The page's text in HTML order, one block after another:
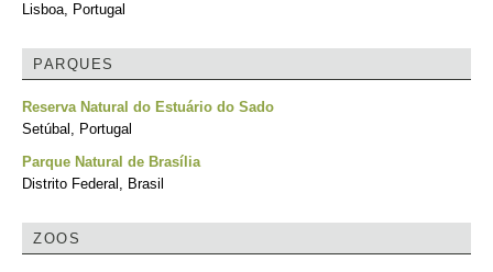
Lisboa, Portugal
PARQUES
Reserva Natural do Estuário do Sado
Setúbal, Portugal
Parque Natural de Brasília
Distrito Federal, Brasil
ZOOS